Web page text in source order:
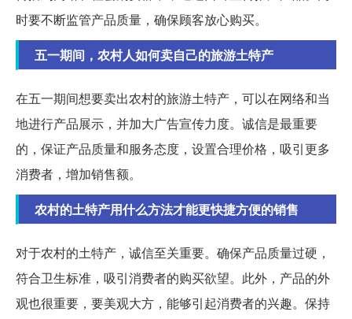
时要不断监管产品质量，确保顾客放心购买。
五一期间，农村人如何卖自己的旅游土特产
在五一期间想要卖出农村的旅游土特产，可以在网络和当
地进行产品展示，并加大广告宣传力度。诚信是最重要
的，保证产品质量和服务态度，设置合理价格，吸引更多
消费者，增加销售额。
农村的土特产用什么方法才能更快捷方便的销售
对于农村的土特产，诚信至关重要。确保产品质量过硬，
符合卫生标准，吸引消费者的购买欲望。此外，产品的外
观也很重要，要美观大方，能够引起消费者的兴趣。保持